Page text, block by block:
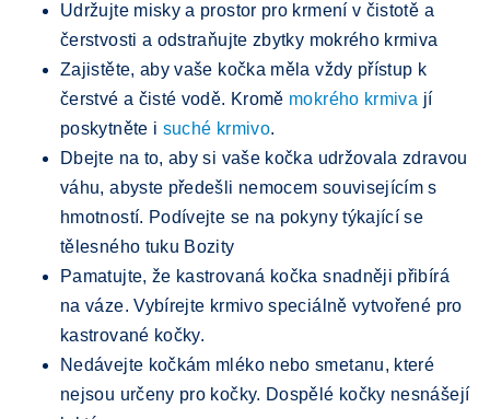
Udržujte misky a prostor pro krmení v čistotě a
čerstvosti a odstraňujte zbytky mokrého krmiva
Zajistěte, aby vaše kočka měla vždy přístup k
čerstvé a čisté vodě. Kromě mokrého krmiva jí
poskytněte i suché krmivo.
Dbejte na to, aby si vaše kočka udržovala zdravou
váhu, abyste předešli nemocem souvisejícím s
hmotností. Podívejte se na pokyny týkající se
tělesného tuku Bozity
Pamatujte, že kastrovaná kočka snadněji přibírá
na váze. Vybírejte krmivo speciálně vytvořené pro
kastrované kočky.
Nedávejte kočkám mléko nebo smetanu, které
nejsou určeny pro kočky. Dospělé kočky nesnášejí